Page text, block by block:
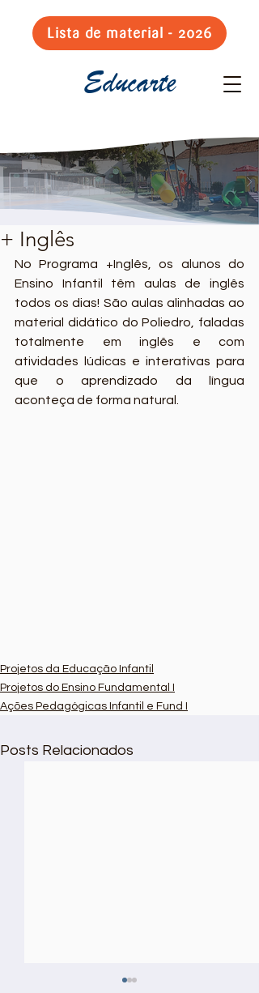
Lista de material - 2026
Educarte
+ Inglês
No Programa +Inglês, os alunos do
Ensino Infantil têm aulas de inglês
todos os dias! São aulas alinhadas ao
material didático do Poliedro, faladas
totalmente em inglês e com
atividades lúdicas e interativas para
que o aprendizado da língua
aconteça de forma natural.
Projetos da Educação Infantil
Projetos do Ensino Fundamental I
Ações Pedagógicas Infantil e Fund I
Posts Relacionados